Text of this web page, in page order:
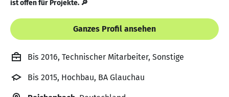
ist offen für Projekte. 🔎
Ganzes Profil ansehen
Bis 2016, Technischer Mitarbeiter, Sonstige
Bis 2015, Hochbau, BA Glauchau